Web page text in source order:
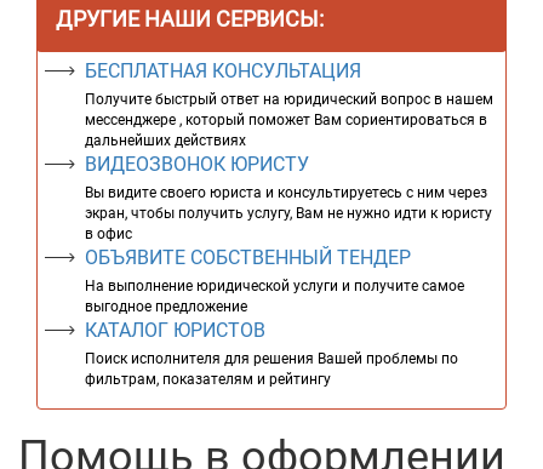
ДРУГИЕ НАШИ СЕРВИСЫ:
БЕСПЛАТНАЯ КОНСУЛЬТАЦИЯ
Получите быстрый ответ на юридический вопрос в нашем
мессенджере , который поможет Вам сориентироваться в
дальнейших действиях
ВИДЕОЗВОНОК ЮРИСТУ
Вы видите своего юриста и консультируетесь с ним через
экран, чтобы получить услугу, Вам не нужно идти к юристу
в офис
ОБЪЯВИТЕ СОБСТВЕННЫЙ ТЕНДЕР
На выполнение юридической услуги и получите самое
выгодное предложение
КАТАЛОГ ЮРИСТОВ
Поиск исполнителя для решения Вашей проблемы по
фильтрам, показателям и рейтингу
Помощь в оформлении